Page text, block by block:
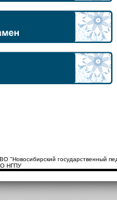
"Новосибирский государственный
НГПУ